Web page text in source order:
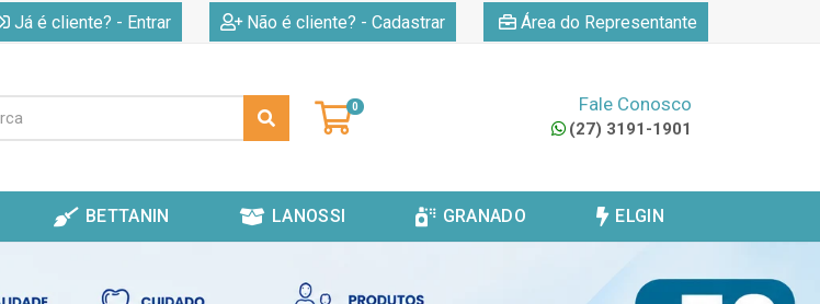
Já é cliente? - Entrar Não é cliente? - Cadastrar Área do Representante
0 Fale Conosco
(27) 3191-1901
BETTANIN LANOSSI GRANADO ELGIN